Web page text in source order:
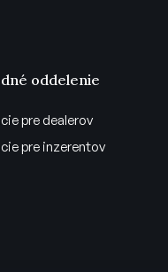
oddelenie
pre dealerov
pre inzerentov